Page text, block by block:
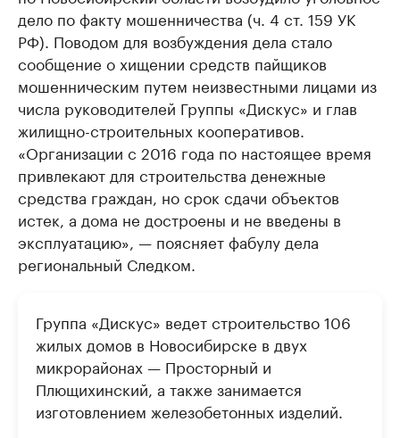
дело по факту мошенничества (ч. 4 ст. 159 УК
РФ). Поводом для возбуждения дела стало
сообщение о хищении средств пайщиков
мошенническим путем неизвестными лицами из
числа руководителей Группы «Дискус» и глав
жилищно-строительных кооперативов.
«Организации с 2016 года по настоящее время
привлекают для строительства денежные
средства граждан, но срок сдачи объектов
истек, а дома не достроены и не введены в
эксплуатацию», — поясняет фабулу дела
региональный Следком.
Группа «Дискус» ведет строительство 106
жилых домов в Новосибирске в двух
микрорайонах — Просторный и
Плющихинский, а также занимается
изготовлением железобетонных изделий.